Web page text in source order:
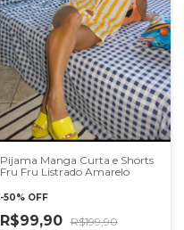
Pijama Manga Curta e Shorts
Fru Fru Listrado Amarelo
-50% OFF
R$99,90 R$199,90